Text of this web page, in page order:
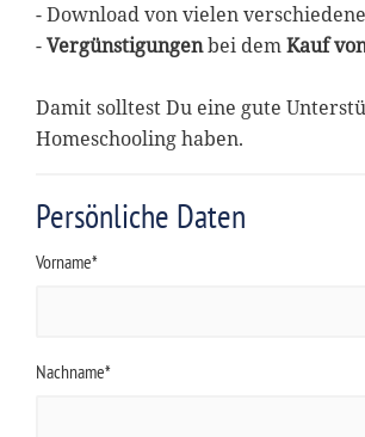
- Download von vielen
-Vergünstigungenbei demKauf
Damit solltest Du eine gute
Homeschooling haben.
Persönliche Daten
Vorname*
Nachname*